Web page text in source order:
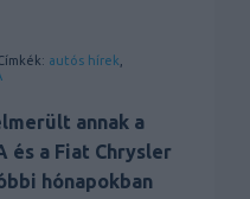
autós hírek,
annak a
és a Fiat Chrysler
hónapokban